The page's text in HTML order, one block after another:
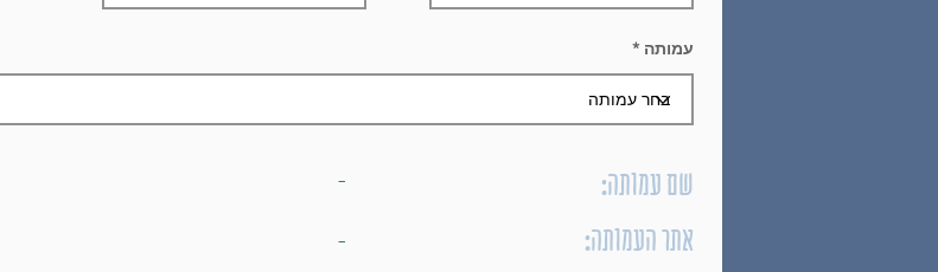
עמותה
שם עמותה: -
אתר העמותה: -